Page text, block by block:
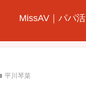
MissAV｜パパ活
平川琴菜